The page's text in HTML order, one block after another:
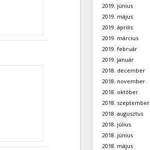
2019. június
2019. május
2019. április
2019. március
2019. február
2019. január
2018. december
2018. november
2018. október
2018. szeptember
2018. augusztus
2018. július
2018. június
2018. május